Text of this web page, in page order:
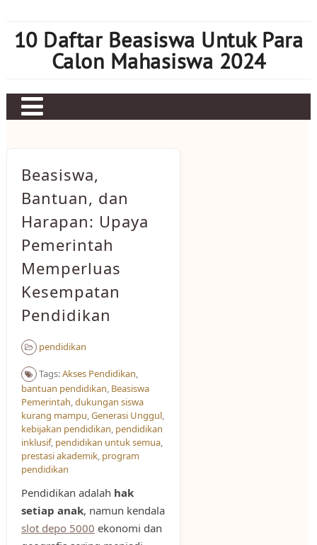
content
10 Daftar Beasiswa Untuk Para
Calon Mahasiswa 2024
Judi bola
Mahjong Ways 2
Slot Kamboja
Slot Thailand
Beasiswa,
Bantuan, dan
Harapan: Upaya
Pemerintah
Memperluas
Kesempatan
Pendidikan
pendidikan
Tags:Akses Pendidikan​,
bantuan pendidikan, Beasiswa
Pemerintah,dukungan siswa
kurang mampu,Generasi Unggul,
kebijakan pendidikan, pendidikan
inklusif, pendidikan untuk semua,
prestasi akademik, program
pendidikan
Pendidikan adalah hak
setiap anak, namun kendala
slot depo 5000 ekonomi dan